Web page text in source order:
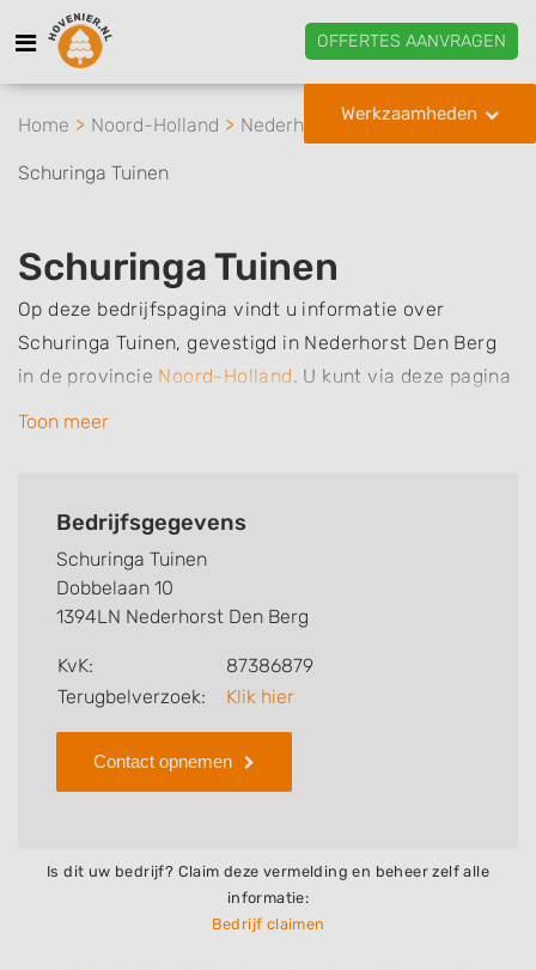
OFFERTES AANVRAGEN
Werkzaamheden
Home Noord-Holland Nederhorst Den Berg
Schuringa Tuinen
Schuringa Tuinen
Op deze bedrijfspagina vindt u informatie over
Schuringa Tuinen, gevestigd in Nederhorst Den Berg
in de provincie Noord-Holland. U kunt via deze pagina
eenvoudig contact met het bedrijf opnemen door te
kunt u snel zien welke zaken Schuringa Tuinen voor u
review achterlaten als u al ervaring heeft met dit
bedrijf.
Zoekt u een ander bedrijf? Bekijk dan andere
hoveniers en bedrijven inNederhorst Den Berg
Toon meer
Bedrijfsgegevens
Schuringa Tuinen
Dobbelaan 10
1394LN Nederhorst Den Berg
KvK:
87386879
Terugbelverzoek:
Klik hier
Contact opnemen
Is dit uw bedrijf? Claim deze vermelding en beheer zelf alle
informatie:
Bedrijf claimen